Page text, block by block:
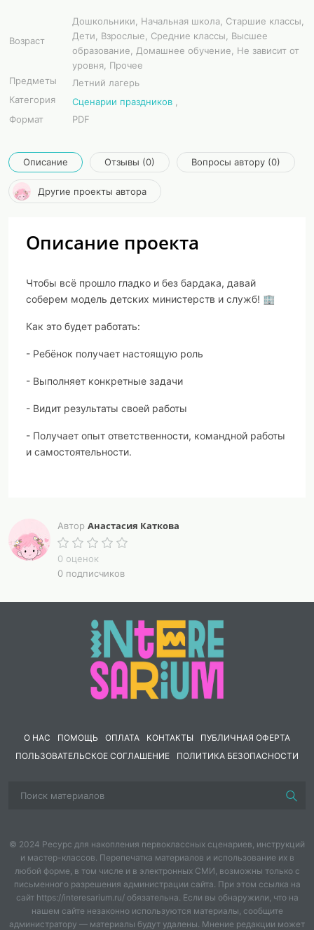
Возраст
Дошкольники, Начальная школа, Старшие классы,
Дети, Взрослые, Средние классы, Высшее
образование, Домашнее обучение, Не зависит от
уровня, Прочее
Предметы
Летний лагерь
Категория
Сценарии праздников ,
Формат
PDF
Описание Отзывы (0) Вопросы автору (0)
Другие проекты автора
Описание проекта
Чтобы всё прошло гладко и без бардака, давай
соберем модель детских министерств и служб! 🏢
Как это будет работать:
- Ребёнок получает настоящую роль
- Выполняет конкретные задачи
- Видит результаты своей работы
- Получает опыт ответственности, командной работы
и самостоятельности.
Автор Анастасия Каткова
0 оценок
0 подписчиков
О НАС ПОМОЩЬ ОПЛАТА КОНТАКТЫ
ПУБЛИЧНАЯ ОФЕРТА
ПОЛЬЗОВАТЕЛЬСКОЕ СОГЛАШЕНИЕ
ПОЛИТИКА БЕЗОПАСНОСТИ
© 2024 Ресурс для накопления первоклассных сценариев, инструкций
и мастер-классов. Перепечатка материалов и использование их в
любой форме, в том числе и в электронных СМИ, возможны только с
письменного разрешения администрации сайта. При этом ссылка на
сайт https://interesarium.ru/ обязательна. Если вы обнаружили, что на
нашем сайте незаконно используются материалы, сообщите
администратору — материалы будут удалены. Мнение редакции может